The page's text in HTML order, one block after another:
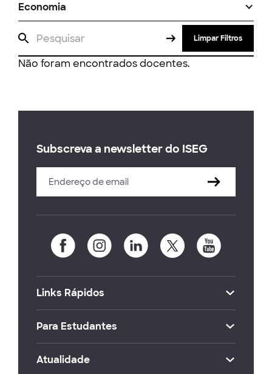
Economia
Limpar Filtros
Não foram encontrados docentes.
Subscreva a newsletter do ISEG
Links Rápidos
Para Estudantes
Atualidade